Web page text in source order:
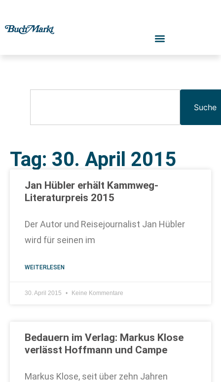
Suche
Tag: 30. April 2015
Jan Hübler erhält Kammweg-
Literaturpreis 2015
Der Autor und Reisejournalist Jan Hübler
wird für seinen im
WEITERLESEN
30. April 2015 Keine Kommentare
Bedauern im Verlag: Markus Klose
verlässt Hoffmann und Campe
Markus Klose, seit über zehn Jahren